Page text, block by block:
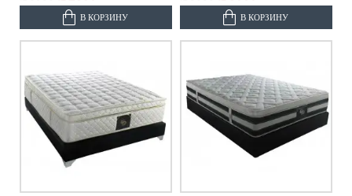
В КОРЗИНУ В КОРЗИНУ